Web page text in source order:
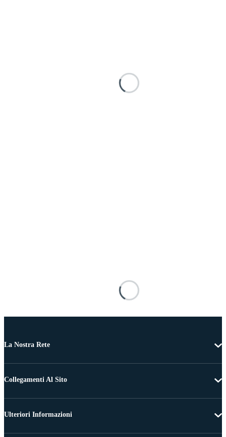
La Nostra Rete
Collegamenti Al Sito
Ulteriori Informazioni